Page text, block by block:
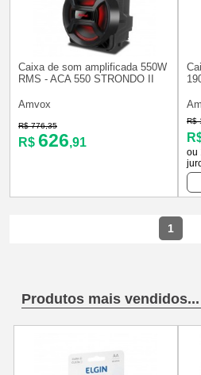
Caixa de som amplificada 550W
RMS - ACA 550 STRONDO II
Amvox
R$ 776,35
R$ 626,91
R$
ou
1
Produtos mais vendidos...